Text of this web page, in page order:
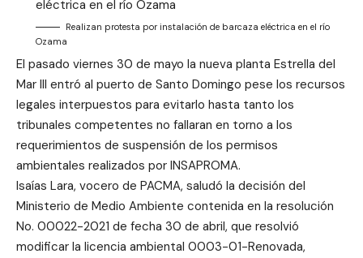
Realizan protesta por instalación de barcaza eléctrica en el río
Ozama
El pasado viernes 30 de mayo la nueva planta Estrella del
Mar III entró al puerto de Santo Domingo pese los recursos
legales interpuestos para evitarlo hasta tanto los
tribunales competentes no fallaran en torno a los
requerimientos de suspensión de los permisos
ambientales realizados por INSAPROMA.
Isaías Lara, vocero de PACMA, saludó la decisión del
Ministerio de Medio Ambiente contenida en la resolución
No. 00022-2021 de fecha 30 de abril, que resolvió
modificar la licencia ambiental 0003-01-Renovada,